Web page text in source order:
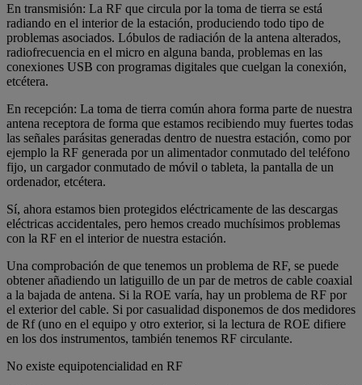
En transmisión: La RF que circula por la toma de tierra se está
radiando en el interior de la estación, produciendo todo tipo de
problemas asociados. Lóbulos de radiación de la antena alterados,
radiofrecuencia en el micro en alguna banda, problemas en las
conexiones USB con programas digitales que cuelgan la conexión,
etcétera.
En recepción: La toma de tierra común ahora forma parte de nuestra
antena receptora de forma que estamos recibiendo muy fuertes todas
las señales parásitas generadas dentro de nuestra estación, como por
ejemplo la RF generada por un alimentador conmutado del teléfono
fijo, un cargador conmutado de móvil o tableta, la pantalla de un
ordenador, etcétera.
Sí, ahora estamos bien protegidos eléctricamente de las descargas
eléctricas accidentales, pero hemos creado muchísimos problemas
con la RF en el interior de nuestra estación.
Una comprobación de que tenemos un problema de RF, se puede
obtener añadiendo un latiguillo de un par de metros de cable coaxial
a la bajada de antena. Si la ROE varía, hay un problema de RF por
el exterior del cable. Si por casualidad disponemos de dos medidores
de Rf (uno en el equipo y otro exterior, si la lectura de ROE difiere
en los dos instrumentos, también tenemos RF circulante.
No existe equipotencialidad en RF